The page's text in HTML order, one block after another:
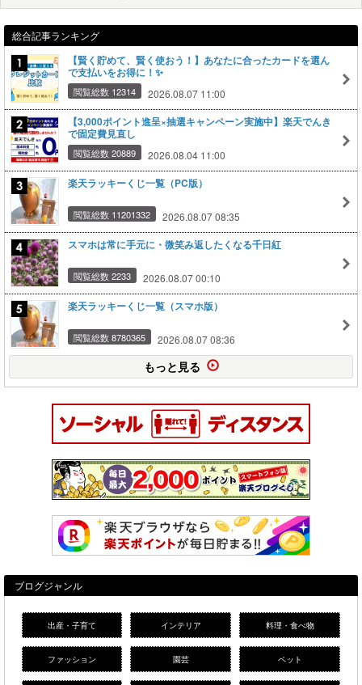
総合記事ランキング
【賢く貯めて、賢く使おう！】あなたに合ったカードを選ん
で支払いをお得に！✨
閲覧総数 12314 2026.08.07 11:00
【3,000ポイント進呈×抽選キャンペーン実施中】楽天でんき
で固定費見直し
閲覧総数 20889 2026.08.04 11:00
楽天ラッキーくじ一覧（PC版）
閲覧総数 11201332 2026.08.07 08:35
スマホは常に手元に・微笑み返したくなる千日紅
閲覧総数 2233 2026.08.07 00:10
楽天ラッキーくじ一覧（スマホ版）
閲覧総数 8780365 2026.08.07 08:36
もっと見る
ブログジャンル
出産・子育て インテリア 料理・食べ物
ファッション 園芸 ペット